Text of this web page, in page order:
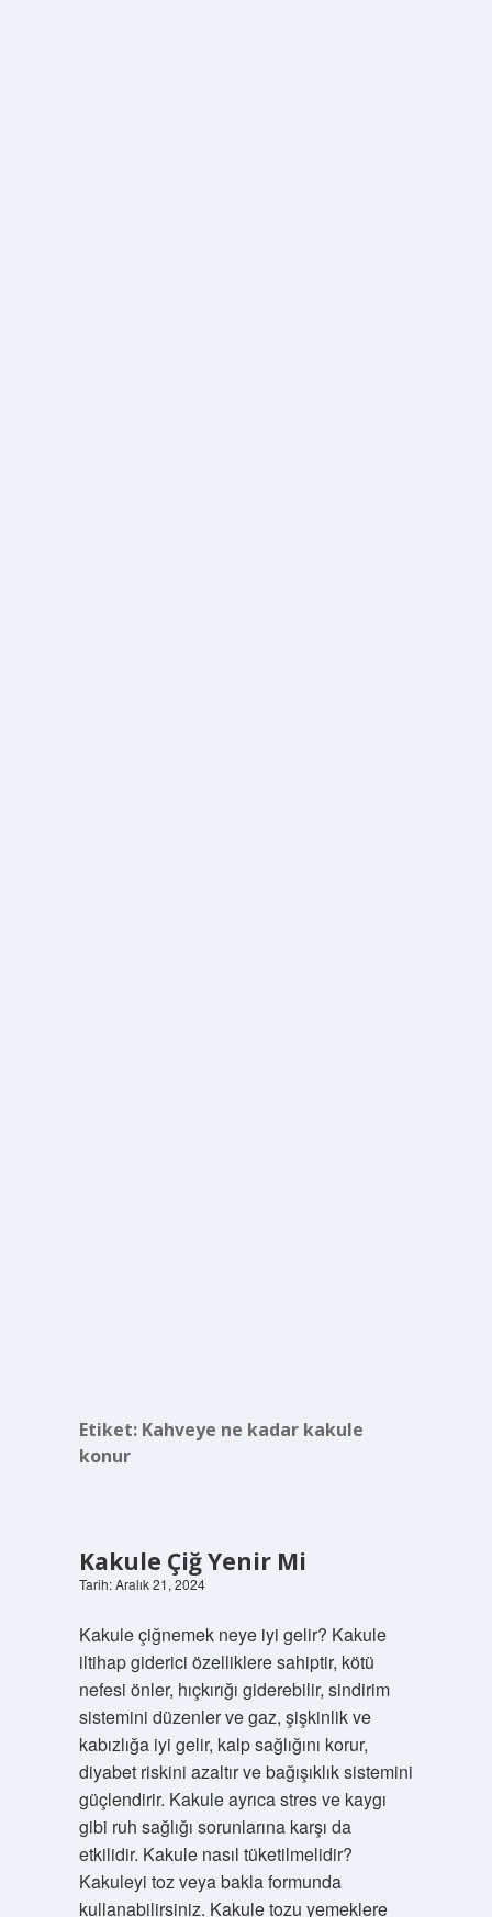
Etiket: Kahveye ne kadar kakule
konur
Kakule Çiğ Yenir Mi
Tarih: Aralık 21, 2024
Kakule çiğnemek neye iyi gelir? Kakule
iltihap giderici özelliklere sahiptir, kötü
nefesi önler, hıçkırığı giderebilir, sindirim
sistemini düzenler ve gaz, şişkinlik ve
kabızlığa iyi gelir, kalp sağlığını korur,
diyabet riskini azaltır ve bağışıklık sistemini
güçlendirir. Kakule ayrıca stres ve kaygı
gibi ruh sağlığı sorunlarına karşı da
etkilidir. Kakule nasıl tüketilmelidir?
Kakuleyi toz veya bakla formunda
kullanabilirsiniz. Kakule tozu yemeklere